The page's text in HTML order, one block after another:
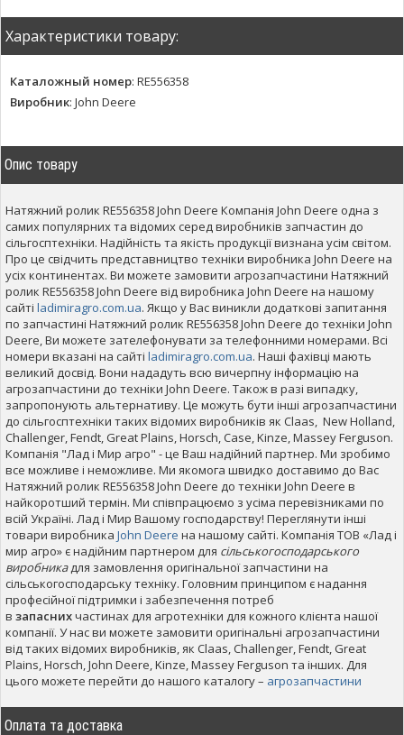
Характеристики товару:
Каталожный номер: RE556358
Виробник: John Deere
Опис товару
Натяжний ролик RE556358 John Deere Компанія John Deere одна з
самих популярних та відомих серед виробників запчастин до
сільгосптехніки. Надійність та якість продукції визнана усім світом.
Про це свідчить представництво техніки виробника John Deere на
усіх континентах. Ви можете замовити агрозапчастини Натяжний
ролик RE556358 John Deere від виробника John Deere на нашому
сайті ladimiragro.com.ua. Якщо у Вас виникли додаткові запитання
по запчастині Натяжний ролик RE556358 John Deere до техніки John
Deere, Ви можете зателефонувати за телефонними номерами. Всі
номери вказані на сайті ladimiragro.com.ua. Наші фахівці мають
великий досвід. Вони нададуть всю вичерпну інформацію на
агрозапчастини до техніки John Deere. Також в разі випадку,
запропонують альтернативу. Це можуть бути інші агрозапчастини
до сільгосптехніки таких відомих виробників як Claas, New Holland,
Challenger, Fendt, Great Plains, Horsch, Case, Kinze, Massey Ferguson.
Компанія "Лад і Мир агро" - це Ваш надійний партнер. Ми зробимо
все можливе і неможливе. Ми якомога швидко доставимо до Вас
Натяжний ролик RE556358 John Deere до техніки John Deere в
найкоротший термін. Ми співпрацюємо з усіма перевізниками по
всій Україні. Лад і Мир Вашому господарству! Переглянути інші
товари виробника John Deere на нашому сайті. Компанія ТОВ «Лад і
мир агро» є надійним партнером для сільськогосподарського
виробникадля замовлення оригінальної запчастини на
сільськогосподарську техніку. Головним принципом є надання
професійної підтримки і забезпечення потреб
в запаснихчастинах для агротехніки для кожного клієнта нашої
компанії. У нас ви можете замовити оригінальні агрозапчастини
від таких відомих виробників, як Claas, Challenger, Fendt, Great
Plains, Horsch, John Deere, Kinze, Massey Ferguson та інших. Для
цього можете перейти до нашого каталогу – агрозапчастини
Оплата та доставка